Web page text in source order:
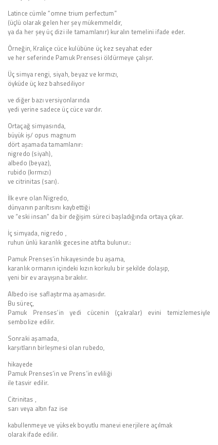
Latince cümle “omne trium perfectum”
(üçlü olarak gelen her şey mükemmeldir,
ya da her şey üç dizi ile tamamlanır) kuralın temelini ifade eder.
Örneğin, Kraliçe cüce kulübüne üç kez seyahat eder
ve her seferinde Pamuk Prensesi öldürmeye çalışır.
Üç simya rengi, siyah, beyaz ve kırmızı,
öyküde üç kez bahsediliyor
ve diğer bazı versiyonlarında
yedi yerine sadece üç cüce vardır.
Ortaçağ simyasında,
büyük iş/ opus magnum
dört aşamada tamamlanır:
nigredo (siyah),
albedo (beyaz),
rubido (kırmızı)
ve citrinitas (sarı).
İlk evre olan Nigredo,
dünyanın parıltısını kaybettiği
ve “eski insan” da bir değişim süreci başladığında ortaya çıkar.
İç simyada, nigredo ,
ruhun ünlü karanlık gecesine atıfta bulunur.:
Pamuk Prenses’in hikayesinde bu aşama,
karanlık ormanın içindeki kızın korkulu bir şekilde dolaşıp,
yeni bir ev arayışına bırakılır.
Albedo ise saflaştırma aşamasıdır.
Bu süreç,
Pamuk Prenses’in yedi cücenin (çakralar) evini temizlemesiyle
sembolize edilir.
Sonraki aşamada,
karşıtların birleşmesi olan rubedo,
hikayede
Pamuk Prenses’in ve Prens’in evliliği
ile tasvir edilir.
Citrinitas ,
sarı veya altın faz ise
kabullenmeye ve yüksek boyutlu manevi enerjilere açılmak
olarak ifade edilir.